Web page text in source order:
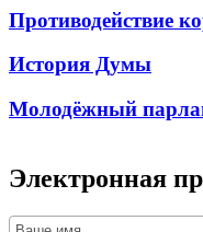
Противодействие
История Думы
Молодёжный
Электронная